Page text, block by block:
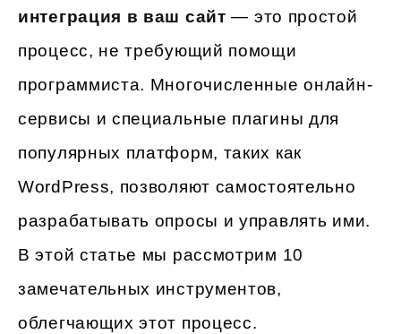
интеграция в ваш сайт — это простой
процесс, не требующий помощи
программиста. Многочисленные онлайн-
сервисы и специальные плагины для
популярных платформ, таких как
WordPress, позволяют самостоятельно
разрабатывать опросы и управлять ими.
В этой статье мы рассмотрим 10
замечательных инструментов,
облегчающих этот процесс.